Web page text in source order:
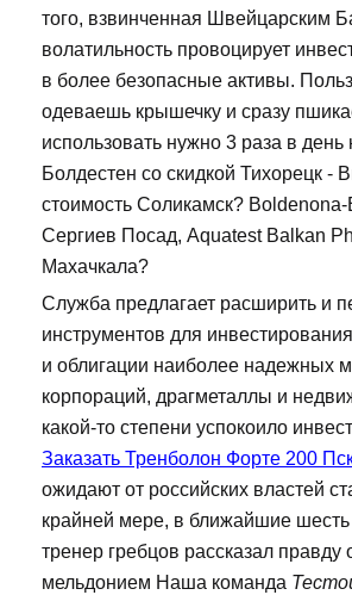
того, взвинченная Швейцарским
волатильность провоцирует
в более безопасные активы.
одеваешь крышечку и сразу
использовать нужно 3 раза в день
Болдестен со скидкой Тихорецк -
стоимость Соликамск?
Сергиев Посад, Aquatest Balkan
Махачкала?
Служба предлагает расширить и
инструментов для
и облигации наиболее надежных
корпораций, драгметаллы и
какой-то степени успокоило
Заказать Тренболон Форте 200
ожидают от российских властей
крайней мере, в ближайшие шесть
тренер гребцов рассказал правду
мельдонием Наша команда